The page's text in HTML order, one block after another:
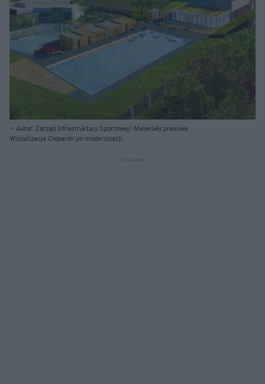
Autor: Zarząd Infrastruktury Sportowej/ Materiały prasowe
Wizualizacja Clepardii po modernizacji.